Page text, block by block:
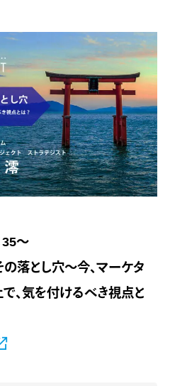
35～
落とし穴～今、マーケタ
、気を付けるべき視点と